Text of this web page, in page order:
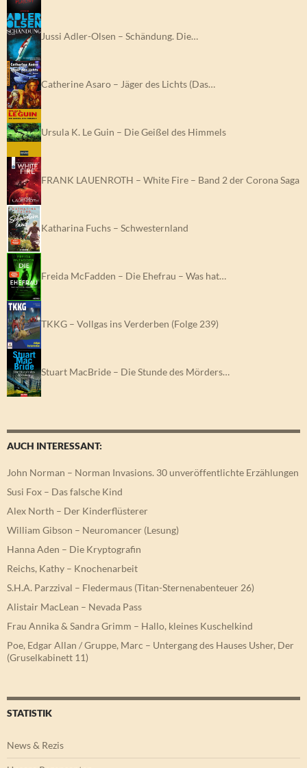
Jussi Adler-Olsen – Schändung. Die…
Catherine Asaro – Jäger des Lichts (Das…
Ursula K. Le Guin – Die Geißel des Himmels
FRANK LAUENROTH – White Fire – Band 2 der Corona Saga
Katharina Fuchs – Schwesternland
Freida McFadden – Die Ehefrau – Was hat…
TKKG – Vollgas ins Verderben (Folge 239)
Stuart MacBride – Die Stunde des Mörders…
AUCH INTERESSANT:
John Norman – Norman Invasions. 30 unveröffentlichte Erzählungen
Susi Fox – Das falsche Kind
Alex North – Der Kinderflüsterer
William Gibson – Neuromancer (Lesung)
Hanna Aden – Die Kryptografin
Reichs, Kathy – Knochenarbeit
S.H.A. Parzzival – Fledermaus (Titan-Sternenabenteuer 26)
Alistair MacLean – Nevada Pass
Frau Annika & Sandra Grimm – Hallo, kleines Kuschelkind
Poe, Edgar Allan / Gruppe, Marc – Untergang des Hauses Usher, Der
(Gruselkabinett 11)
STATISTIK
News & Rezis